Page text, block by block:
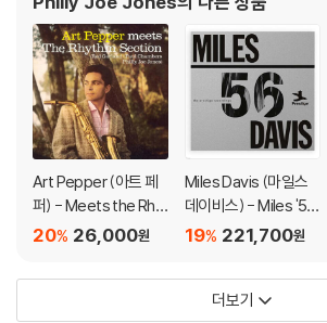
2) 디스크는 정전기와 먼지로 인해 재생이 원활
다. 전용 제품으로 이를 제거하면 대부분 해결됩니
3) 바늘에 먼지가 쌓이는 경우에도 재생이 원활
※ 디스크 외관 불량
1) 열을 가하여 제작하는 바이닐 공정 특성상 디
렁거리거나 휘어지는 경우가 있습니다.
재생이 불안정한 경우 스태빌라이저를 사용하시
가능합니다.
지되도록 디스크 센터 홀 구경이 작게 제작되는
블 스핀들에 맞지 않는 경우에는 전용 제품 등을
Art Pepper (아트 페
퍼) - Meets the Rhy
thm Section/The M
26,000원
20%
Miles Davis (마일스
데이비스) - Miles '56:
The Prestige Recor
221,700원
19%
더보기